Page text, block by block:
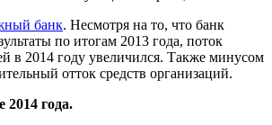
банк. Несмотря на то, что банк
по итогам 2013 года, поток
в 2014 году увеличился. Также минусом
отток средств организаций.
2014 года.